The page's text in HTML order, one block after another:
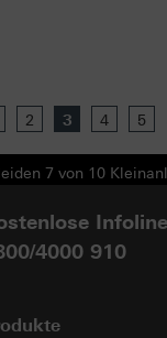
2 3 4 5
7 von 10
4000 910